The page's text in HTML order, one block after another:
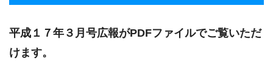
平成１７年３月号広報がPDFファイルでご覧いただ
けます。